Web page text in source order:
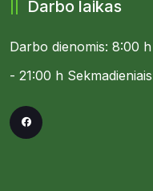
Darbo laikas
Darbo dienomis: 8:00
- 21:00 h